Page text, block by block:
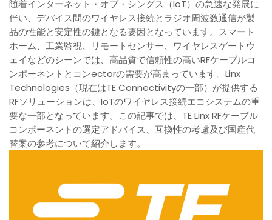
随着インターネット・オブ・シングス（IoT）の急速な発展に
伴い、デバイス間のワイヤレス接続とラジオ周波数通信が製
品の性能と安定性の鍵となる要因となっています。スマート
ホーム、工業監視、リモートセンサー、ワイヤレスゲートウ
ェイなどのシーンでは、高品質で信頼性の高いRFケーブルコ
ンポーネントとコンectorの需要が高まっています。Linx
Technologies（現在はTE Connectivityの一部）が提供する
RFソリューションは、IoTのワイヤレス接続エコシステムの重
要な一部となっています。この記事では、TE Linx RFケーブル
コンポーネントの選定アドバイス、互換性の考慮及び国産代
替案の参考について紹介します。